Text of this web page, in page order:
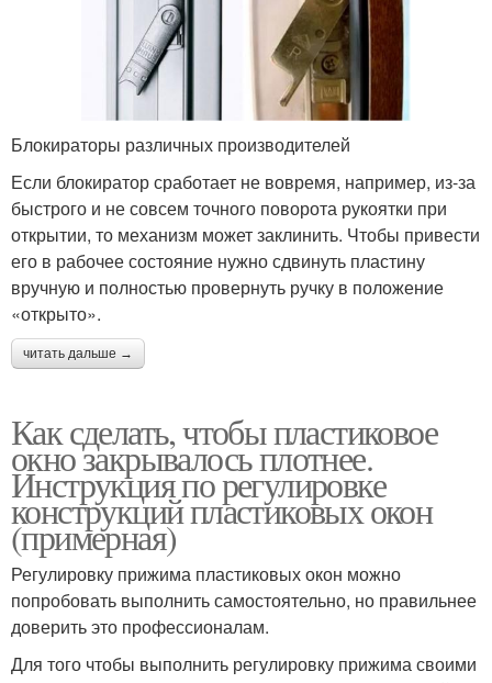
Блокираторы различных производителей
Если блокиратор сработает не вовремя, например, из-за
быстрого и не совсем точного поворота рукоятки при
открытии, то механизм может заклинить. Чтобы привести
его в рабочее состояние нужно сдвинуть пластину
вручную и полностью провернуть ручку в положение
«открыто».
читать дальше →
Как сделать, чтобы пластиковое
окно закрывалось плотнее.
Инструкция по регулировке
конструкций пластиковых окон
(примерная)
Регулировку прижима пластиковых окон можно
попробовать выполнить самостоятельно, но правильнее
доверить это профессионалам.
Для того чтобы выполнить регулировку прижима своими